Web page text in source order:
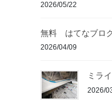
2026/05/22
無料 はてなブロ
2026/04/09
ミラ
2026/